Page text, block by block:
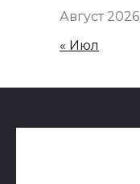
Август 2026
« Июл